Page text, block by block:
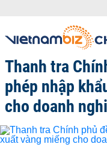
Thanh tra
phép nhập
cho doanh